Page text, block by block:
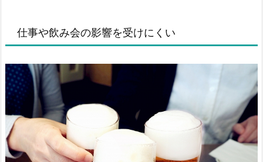
仕事や飲み会の影響を受けにくい